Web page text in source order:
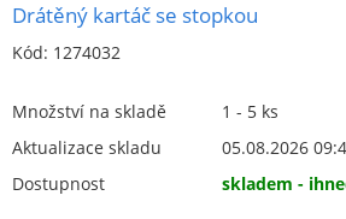
okružní kartáče
komínové (rourové) kartáče
nástavce ke komínovým
kominický strojky - komínové
upínací stopky ke kartáčům
Drátěný kartáč se stopkou
Kód: 1274032
Množství na skladě
1 - 5 ks
Aktualizace skladu
05.08.2026
Dostupnost
skladem -